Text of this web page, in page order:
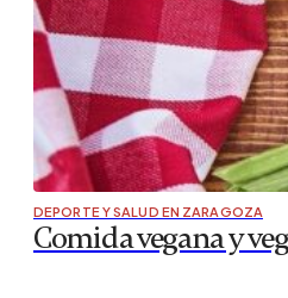
DEPORTE Y SALUD EN ZARAGOZA
Comida vegana y